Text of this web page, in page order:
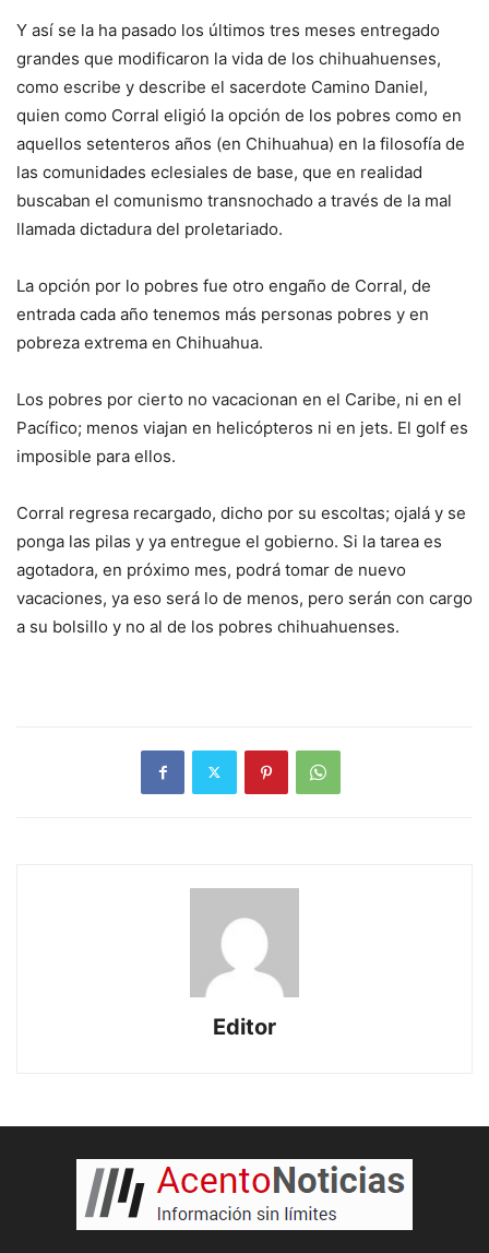
Y así se la ha pasado los últimos tres meses entregado
grandes que modificaron la vida de los chihuahuenses,
como escribe y describe el sacerdote Camino Daniel,
quien como Corral eligió la opción de los pobres como en
aquellos setenteros años (en Chihuahua) en la filosofía de
las comunidades eclesiales de base, que en realidad
buscaban el comunismo transnochado a través de la mal
llamada dictadura del proletariado.
La opción por lo pobres fue otro engaño de Corral, de
entrada cada año tenemos más personas pobres y en
pobreza extrema en Chihuahua.
Los pobres por cierto no vacacionan en el Caribe, ni en el
Pacífico; menos viajan en helicópteros ni en jets. El golf es
imposible para ellos.
Corral regresa recargado, dicho por su escoltas; ojalá y se
ponga las pilas y ya entregue el gobierno. Si la tarea es
agotadora, en próximo mes, podrá tomar de nuevo
vacaciones, ya eso será lo de menos, pero serán con cargo
a su bolsillo y no al de los pobres chihuahuenses.
Editor